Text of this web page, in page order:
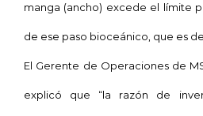
manga (ancho) excede el límite
de ese paso bioceánico, que es
El Gerente de Operaciones de
explicó que “la razón de